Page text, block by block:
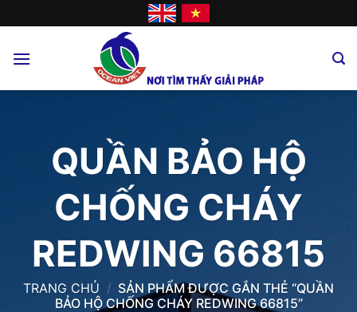
to
QUẦN BẢO HỘ
CHỐNG CHÁY
REDWING 66815
TRANG CHỦ / SẢN PHẨM ĐƯỢC GẮN THẺ “QUẦN
BẢO HỘ CHỐNG CHÁY REDWING 66815”